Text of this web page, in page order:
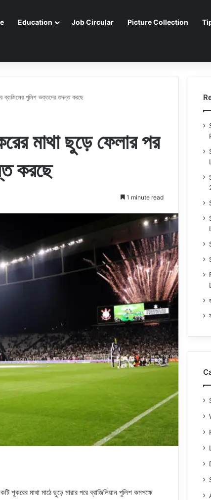
Education Job Circular Picture Collection
ব্রাজিলের পুলিশ ভক্তদের তদন্ত করছে
মাথা ছুড়ে ফেলার পর
করছে
1 minute read
শূকরের মাথা মাঠে ছুড়ে মারার পরে ব্রাজিলিয়ান পুলিশ কমপক্ষে